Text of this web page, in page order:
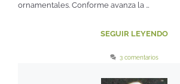
ornamentales. Conforme avanza la …
SEGUIR LEYENDO
3 comentarios